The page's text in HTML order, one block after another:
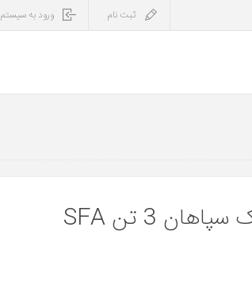
ثبت نام ورود به سیستم
فیلتر هوا لیفتراک سپاهان 3 تن SFA